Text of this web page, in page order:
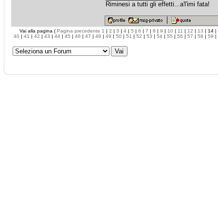
Riminesi a tutti gli effetti...a'l'imi fata!
Vai alla pagina ( Pagina precedente 1 | 2 | 3 | 4 | 5 | 6 | 7 | 8 | 9 | 10 | 11 | 12 | 13 | 14 |
40 | 41 | 42 | 43 | 44 | 45 | 46 | 47 | 48 | 49 | 50 | 51 | 52 | 53 | 54 | 55 | 56 | 57 | 58 | 59 |